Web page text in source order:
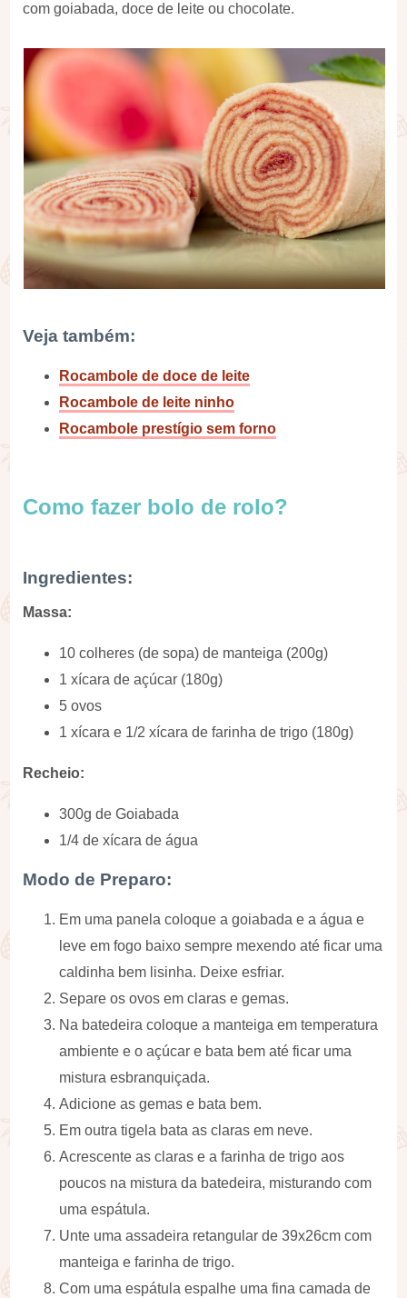
com goiabada, doce de leite ou chocolate.
Veja também:
Rocambole de doce de leite
Rocambole de leite ninho
Rocambole prestígio sem forno
Como fazer bolo de rolo?
Ingredientes:
Massa:
10 colheres (de sopa) de manteiga (200g)
1 xícara de açúcar (180g)
5 ovos
1 xícara e 1/2 xícara de farinha de trigo (180g)
Recheio:
300g de Goiabada
1/4 de xícara de água
Modo de Preparo:
Em uma panela coloque a goiabada e a água e
leve em fogo baixo sempre mexendo até ficar uma
caldinha bem lisinha. Deixe esfriar.
Separe os ovos em claras e gemas.
Na batedeira coloque a manteiga em temperatura
ambiente e o açúcar e bata bem até ficar uma
mistura esbranquiçada.
Adicione as gemas e bata bem.
Em outra tigela bata as claras em neve.
Acrescente as claras e a farinha de trigo aos
poucos na mistura da batedeira, misturando com
uma espátula.
Unte uma assadeira retangular de 39x26cm com
manteiga e farinha de trigo.
Com uma espátula espalhe uma fina camada de